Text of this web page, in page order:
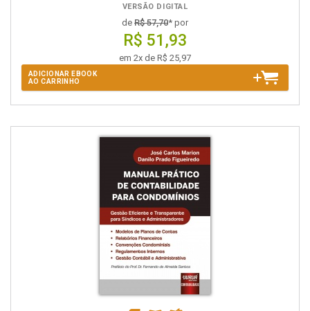
VERSÃO DIGITAL
de R$ 57,70* por
R$ 51,93
em 2x de R$ 25,97
ADICIONAR EBOOK
AO CARRINHO